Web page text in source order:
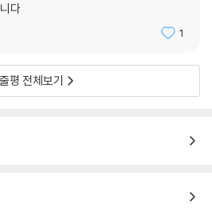
다
1
평 전체보기